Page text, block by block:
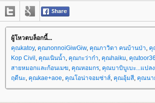
ผู้โหวตบล็อกนี้...
คุณkatoy, คุณnonnoiGiwGiw, คุณภาวิดา คนบ้านป่า คุ
Kop Civil คุณเนินน้ำ คุณกะว่าก๋า คุณhaiku คุณtoor36
สายหมอกและก้อนเมฆ คุณหอมกร คุณบาบิบูเบะ...แปล
ฤดีนะ คุณkae+aoe คุณโอน่าจอมซ่าส์ คุณอุ้มสี คุณนา